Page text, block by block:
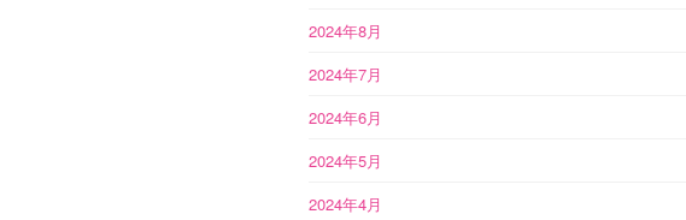
2024年8月
2024年7月
2024年6月
2024年5月
2024年4月